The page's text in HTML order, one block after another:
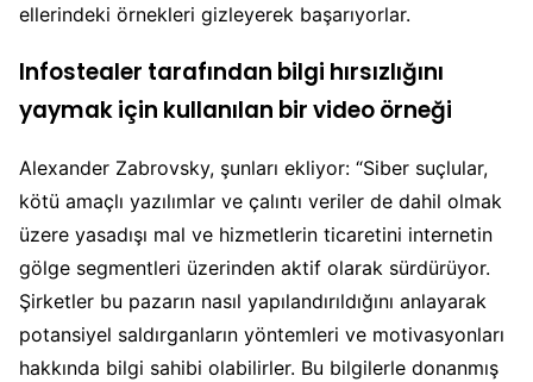
ellerindeki örnekleri gizleyerek başarıyorlar.
Infostealer tarafından bilgi hırsızlığını
yaymak için kullanılan bir video örneği
Alexander Zabrovsky, şunları ekliyor: “Siber suçlular,
kötü amaçlı yazılımlar ve çalıntı veriler de dahil olmak
üzere yasadışı mal ve hizmetlerin ticaretini internetin
gölge segmentleri üzerinden aktif olarak sürdürüyor.
Şirketler bu pazarın nasıl yapılandırıldığını anlayarak
potansiyel saldırganların yöntemleri ve motivasyonları
hakkında bilgi sahibi olabilirler. Bu bilgilerle donanmış